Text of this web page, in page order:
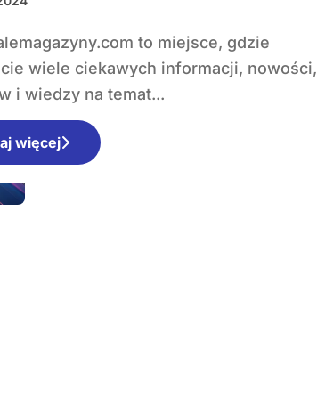
wiele ciekawych informacji, nowości,
i wiedzy na temat...
więcej